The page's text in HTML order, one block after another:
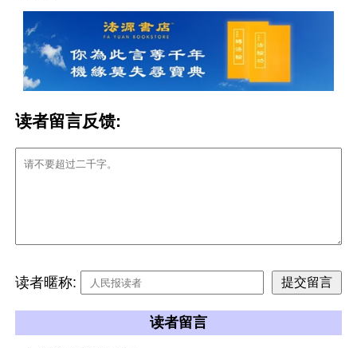
读者留言反馈:
读者暱称:
读者留言